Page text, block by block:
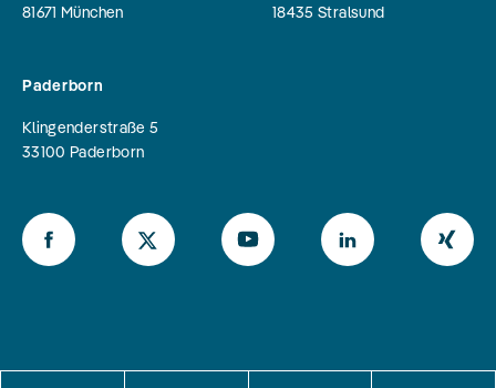
81671 München
18435 Stralsund
Paderborn
Klingenderstraße 5
33100 Paderborn